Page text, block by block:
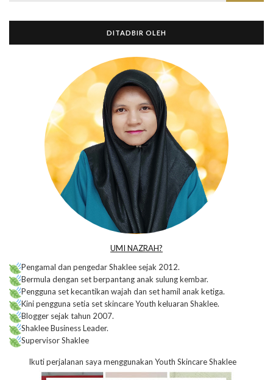
DITADBIR OLEH
UMI NAZRAH?
Pengamal dan pengedar Shaklee sejak 2012.
Bermula dengan set berpantang anak sulung kembar.
Pengguna set kecantikan wajah dan set hamil anak ketiga.
Kini pengguna setia set skincare Youth keluaran Shaklee.
Blogger sejak tahun 2007.
Shaklee Business Leader.
Supervisor Shaklee
Ikuti perjalanan saya menggunakan Youth Skincare Shaklee